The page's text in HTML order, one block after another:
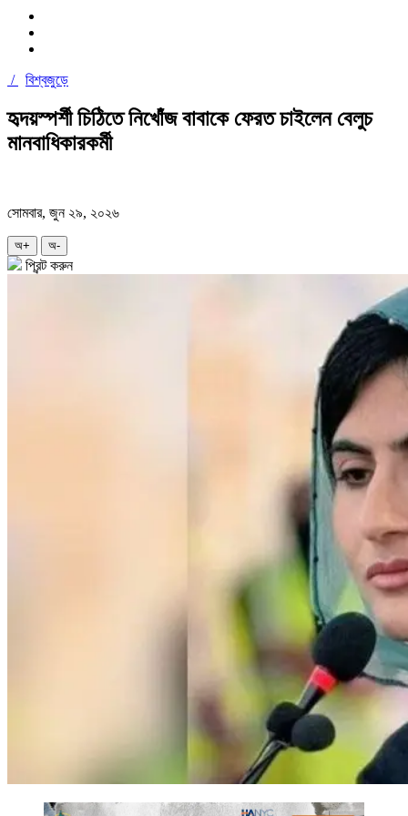
/ বিশ্বজুড়ে
হৃদয়স্পর্শী চিঠিতে নিখোঁজ বাবাকে ফেরত চাইলেন বেলুচ
মানবাধিকারকর্মী
সোমবার, জুন ২৯, ২০২৬
অ+ অ-
প্রিন্ট করুন